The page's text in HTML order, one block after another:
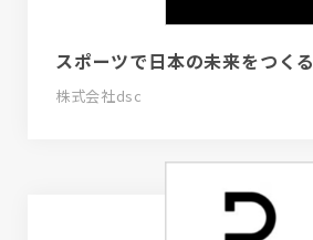
スポーツで日本の未来をつくる
株式会社dsc